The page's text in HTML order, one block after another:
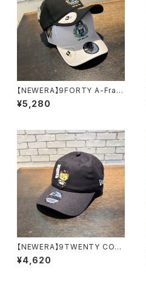
【NEWERA】9FORTY A-Fram
e On Par ドラえもん キャップ
14935398 14935399
¥5,280
【NEWERA】9TWENTY COJI
-COJI キャップ 14693442
¥4,620